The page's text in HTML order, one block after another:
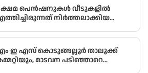
പെൻഷനുകൾ വീടുകളിൽ
നിർത്തലാക്കിയ
സിപിഐഎം
പെൻഷൻ ഗുണഭോക്താക്കളുടെയും
പ്രതിഷേധ
നടത്തി.
എസ് കൊടുങ്ങല്ലൂർ താലൂക്ക്
മാടവന പടിഞ്ഞാറെ